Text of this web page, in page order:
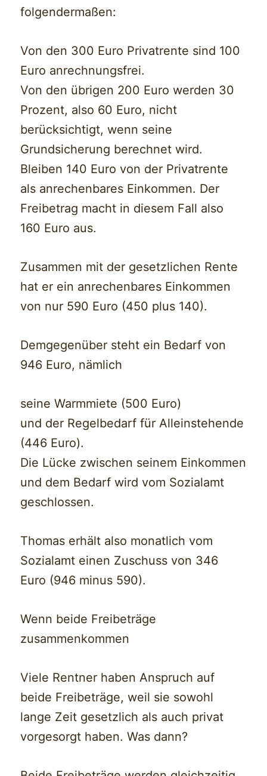
folgendermaßen:
Von den 300 Euro Privatrente sind 100
Euro anrechnungsfrei.
Von den übrigen 200 Euro werden 30
Prozent, also 60 Euro, nicht
berücksichtigt, wenn seine
Grundsicherung berechnet wird.
Bleiben 140 Euro von der Privatrente
als anrechenbares Einkommen. Der
Freibetrag macht in diesem Fall also
160 Euro aus.
Zusammen mit der gesetzlichen Rente
hat er ein anrechenbares Einkommen
von nur 590 Euro (450 plus 140).
Demgegenüber steht ein Bedarf von
946 Euro, nämlich
seine Warmmiete (500 Euro)
und der Regelbedarf für Alleinstehende
(446 Euro).
Die Lücke zwischen seinem Einkommen
und dem Bedarf wird vom Sozialamt
geschlossen.
Thomas erhält also monatlich vom
Sozialamt einen Zuschuss von 346
Euro (946 minus 590).
Wenn beide Freibeträge
zusammenkommen
Viele Rentner haben Anspruch auf
beide Freibeträge, weil sie sowohl
lange Zeit gesetzlich als auch privat
vorgesorgt haben. Was dann?